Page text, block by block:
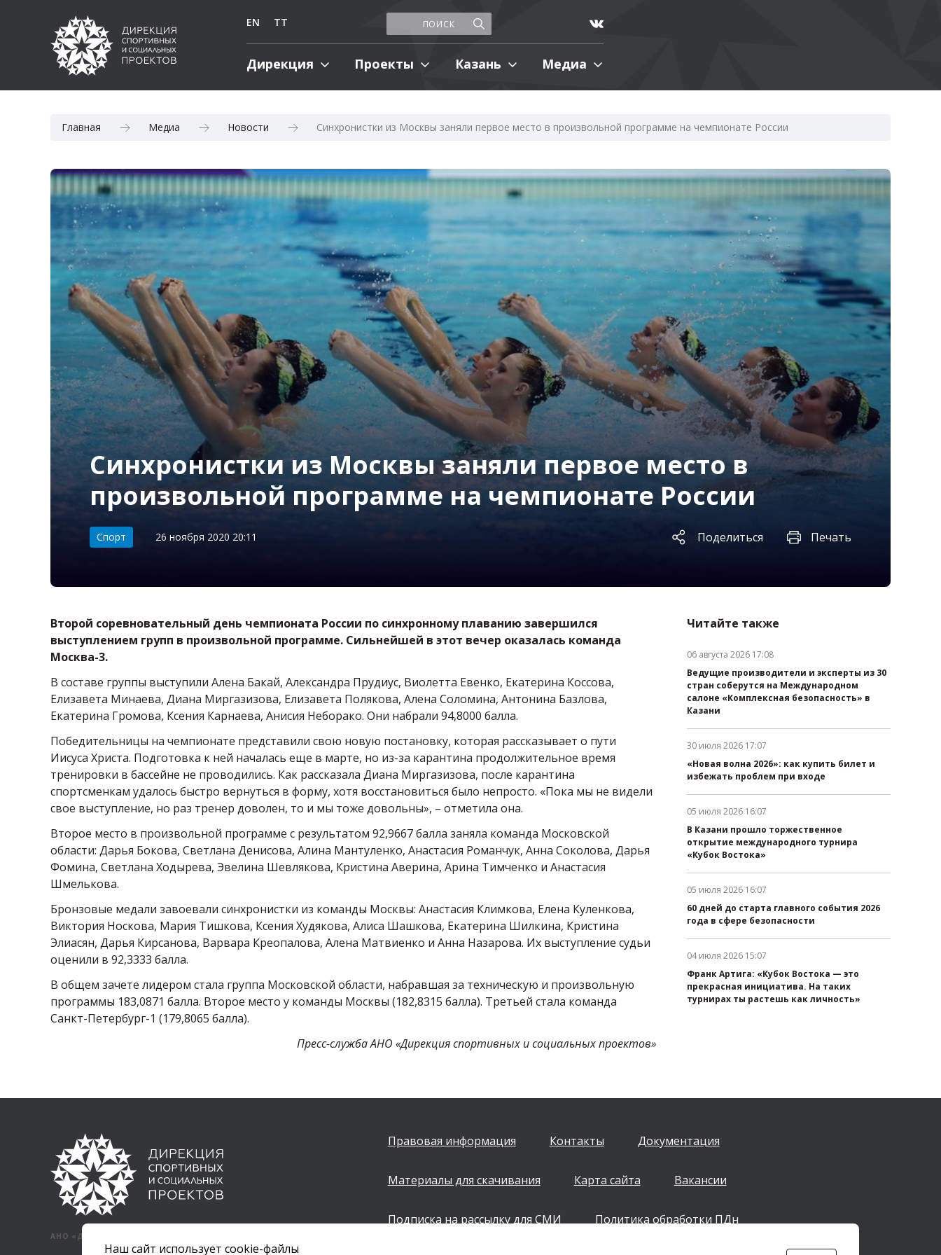
EN TT
Дирекция Проекты Казань Медиа
Главная Медиа Новости Синхронистки из Москвы заняли первое место в произвольной программе на чемпионате России
Синхронистки из Москвы заняли первое место в
произвольной программе на чемпионате России
Категория:
Спорт 26 ноября 2020 20:11 Поделиться Печать
Второй соревновательный день чемпионата России по синхронному плаванию завершился
выступлением групп в произвольной программе. Сильнейшей в этот вечер оказалась команда
Москва-3.
В составе группы выступили Алена Бакай, Александра Прудиус, Виолетта Евенко, Екатерина Коссова,
Елизавета Минаева, Диана Миргазизова, Елизавета Полякова, Алена Соломина, Антонина Базлова,
Екатерина Громова, Ксения Карнаева, Анисия Неборако. Они набрали 94,8000 балла.
Победительницы на чемпионате представили свою новую постановку, которая рассказывает о пути
Иисуса Христа. Подготовка к ней началась еще в марте, но из-за карантина продолжительное время
тренировки в бассейне не проводились. Как рассказала Диана Миргазизова, после карантина
спортсменкам удалось быстро вернуться в форму, хотя восстановиться было непросто. «Пока мы не видели
свое выступление, но раз тренер доволен, то и мы тоже довольны», – отметила она.
Второе место в произвольной программе с результатом 92,9667 балла заняла команда Московской
области: Дарья Бокова, Светлана Денисова, Алина Мантуленко, Анастасия Романчук, Анна Соколова, Дарья
Фомина, Светлана Ходырева, Эвелина Шевлякова, Кристина Аверина, Арина Тимченко и Анастасия
Шмелькова.
Бронзовые медали завоевали синхронистки из команды Москвы: Анастасия Климкова, Елена Куленкова,
Виктория Носкова, Мария Тишкова, Ксения Худякова, Алиса Шашкова, Екатерина Шилкина, Кристина
Элиасян, Дарья Кирсанова, Варвара Креопалова, Алена Матвиенко и Анна Назарова. Их выступление судьи
оценили в 92,3333 балла.
В общем зачете лидером стала группа Московской области, набравшая за техническую и произвольную
программы 183,0871 балла. Второе место у команды Москвы (182,8315 балла). Третьей стала команда
Санкт-Петербург-1 (179,8065 балла).
Пресс-служба АНО «Дирекция спортивных и социальных проектов»
Читайте также
06 августа 2026 17:08
Ведущие производители и эксперты из 30
стран соберутся на Международном
салоне «Комплексная безопасность» в
Казани
30 июля 2026 17:07
«Новая волна 2026»: как купить билет и
избежать проблем при входе
05 июля 2026 16:07
В Казани прошло торжественное
открытие международного турнира
«Кубок Востока»
Дата публикации:
05 июля 2026 16:07
60 дней до старта главного события 2026
года в сфере безопасности
Дата публикации:
04 июля 2026 15:07
Франк Артига: «Кубок Востока — это
прекрасная инициатива. На таких
турнирах ты растешь как личность»
АНО «ДИРЕКЦИЯ СПОРТИВНЫХ И СОЦИАЛЬНЫХ ПРОЕКТОВ»
Правовая информация Контакты Документация
Материалы для скачивания Карта сайта Вакансии
Подписка на рассылку для СМИ
Политика обработки ПДн
Наш сайт использует cookie-файлы